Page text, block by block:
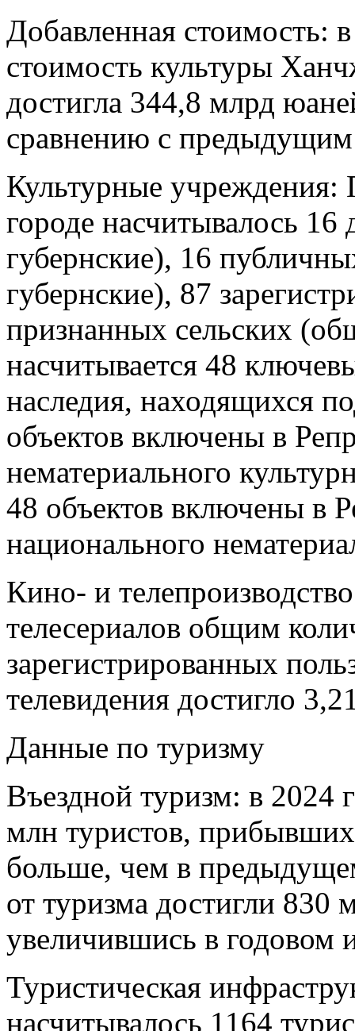
Добавленная стоимость:
стоимость культуры
достигла 344,8 млрд
сравнению с
Культурные учреждения:
городе насчитывалось
губернские), 16
губернские), 87
признанных сельских
насчитывается 48
наследия, находящихся
объектов включены в
нематериального
48 объектов включены в
национального
Кино- и
телесериалов общим
зарегистрированных
телевидения достигло
Данные по туризму
Въездной туризм: в 2024
млн туристов,
больше, чем в
от туризма достигли
увеличившись в годовом
Туристическая
насчитывалось 1164